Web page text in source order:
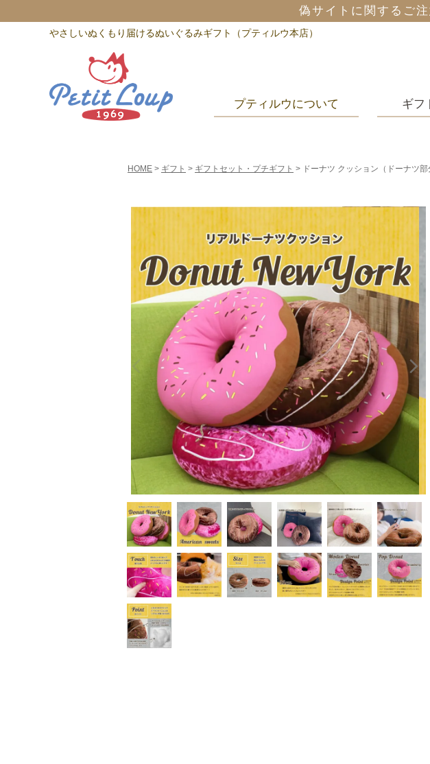
偽サイトに関するご注
やさしいぬくもり届けるぬいぐるみギフト（プティルウ本店）
プティルウについて ギフ
HOME ギフト ギフトセット・プチギフト ドーナツ クッション（ドーナツ部